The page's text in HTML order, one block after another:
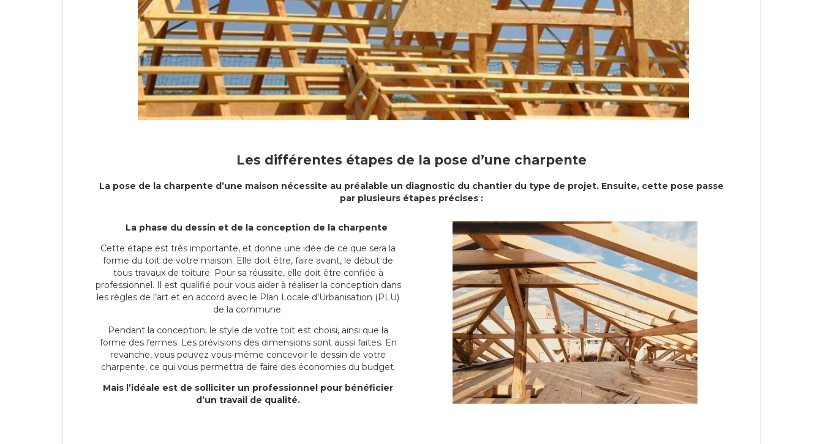
Les différentes étapes de la pose d’une charpente
La pose de la charpente d’une maison nécessite au préalable un diagnostic du chantier du type de projet. Ensuite, cette pose passe
par plusieurs étapes précises :
La phase du dessin et de la conception de la charpente
Cette étape est très importante, et donne une idée de ce que sera la
forme du toit de votre maison. Elle doit être, faire avant, le début de
tous travaux de toiture. Pour sa réussite, elle doit être confiée à
professionnel. Il est qualifié pour vous aider à réaliser la conception dans
les règles de l’art et en accord avec le Plan Locale d’Urbanisation (PLU)
de la commune.
Pendant la conception, le style de votre toit est choisi, ainsi que la
forme des fermes. Les prévisions des dimensions sont aussi faites. En
revanche, vous pouvez vous-même concevoir le dessin de votre
charpente, ce qui vous permettra de faire des économies du budget.
Mais l’idéale est de solliciter un professionnel pour bénéficier
d’un travail de qualité.